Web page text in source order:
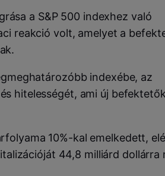
a S&P 500 indexhez való
reakció volt, amelyet a
indexébe, az
hitelességét, ami új
10%-kal emelkedett,
44,8 milliárd dollárra